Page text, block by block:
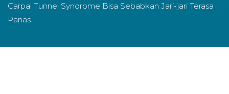
Carpal Tunnel Syndrome Bisa Sebabkan Jari-jari Terasa
Panas